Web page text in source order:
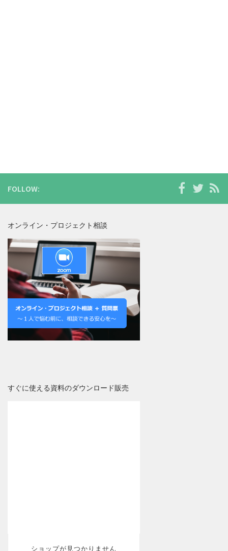
FOLLOW:
オンライン・プロジェクト相談
すぐに使える資料のダウンロード販売